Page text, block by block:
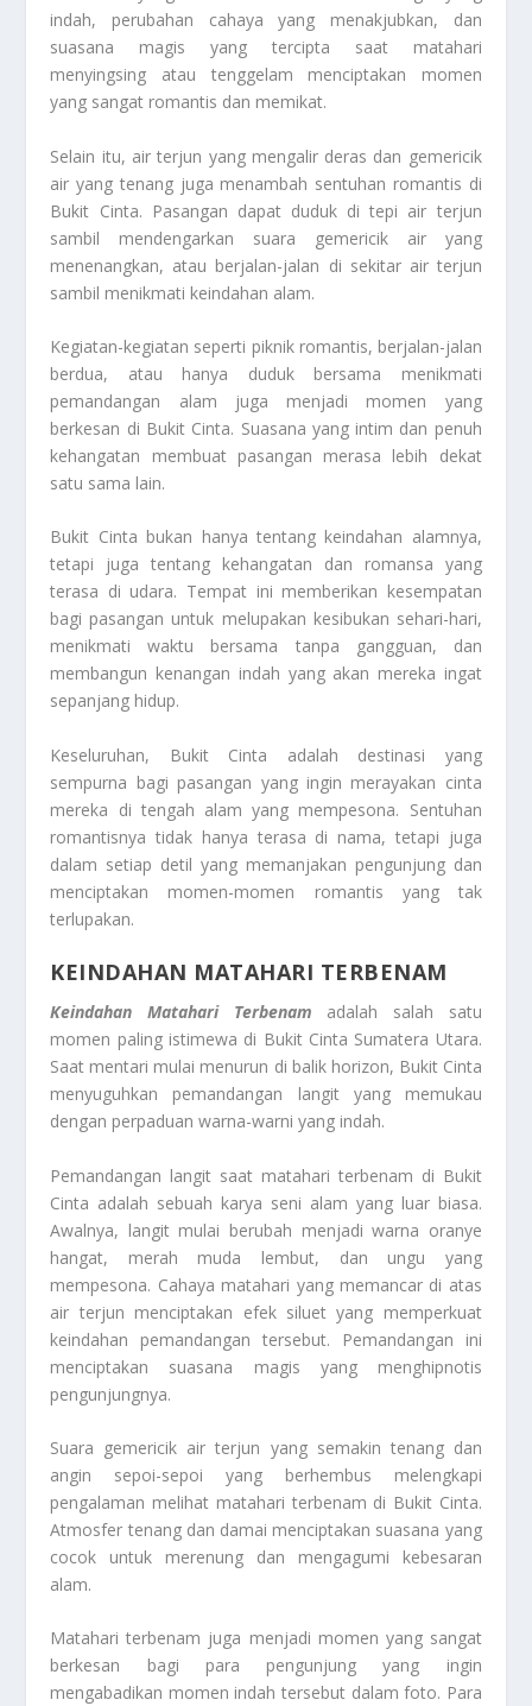
indah, perubahan cahaya yang menakjubkan, dan
suasana magis yang tercipta saat matahari
menyingsing atau tenggelam menciptakan momen
yang sangat romantis dan memikat.
Selain itu, air terjun yang mengalir deras dan gemericik
air yang tenang juga menambah sentuhan romantis di
Bukit Cinta. Pasangan dapat duduk di tepi air terjun
sambil mendengarkan suara gemericik air yang
menenangkan, atau berjalan-jalan di sekitar air terjun
sambil menikmati keindahan alam.
Kegiatan-kegiatan seperti piknik romantis, berjalan-jalan
berdua, atau hanya duduk bersama menikmati
pemandangan alam juga menjadi momen yang
berkesan di Bukit Cinta. Suasana yang intim dan penuh
kehangatan membuat pasangan merasa lebih dekat
satu sama lain.
Bukit Cinta bukan hanya tentang keindahan alamnya,
tetapi juga tentang kehangatan dan romansa yang
terasa di udara. Tempat ini memberikan kesempatan
bagi pasangan untuk melupakan kesibukan sehari-hari,
menikmati waktu bersama tanpa gangguan, dan
membangun kenangan indah yang akan mereka ingat
sepanjang hidup.
Keseluruhan, Bukit Cinta adalah destinasi yang
sempurna bagi pasangan yang ingin merayakan cinta
mereka di tengah alam yang mempesona. Sentuhan
romantisnya tidak hanya terasa di nama, tetapi juga
dalam setiap detil yang memanjakan pengunjung dan
menciptakan momen-momen romantis yang tak
terlupakan.
KEINDAHAN MATAHARI TERBENAM
Keindahan Matahari Terbenam adalah salah satu
momen paling istimewa di Bukit Cinta Sumatera Utara.
Saat mentari mulai menurun di balik horizon, Bukit Cinta
menyuguhkan pemandangan langit yang memukau
dengan perpaduan warna-warni yang indah.
Pemandangan langit saat matahari terbenam di Bukit
Cinta adalah sebuah karya seni alam yang luar biasa.
Awalnya, langit mulai berubah menjadi warna oranye
hangat, merah muda lembut, dan ungu yang
mempesona. Cahaya matahari yang memancar di atas
air terjun menciptakan efek siluet yang memperkuat
keindahan pemandangan tersebut. Pemandangan ini
menciptakan suasana magis yang menghipnotis
pengunjungnya.
Suara gemericik air terjun yang semakin tenang dan
angin sepoi-sepoi yang berhembus melengkapi
pengalaman melihat matahari terbenam di Bukit Cinta.
Atmosfer tenang dan damai menciptakan suasana yang
cocok untuk merenung dan mengagumi kebesaran
alam.
Matahari terbenam juga menjadi momen yang sangat
berkesan bagi para pengunjung yang ingin
mengabadikan momen indah tersebut dalam foto. Para